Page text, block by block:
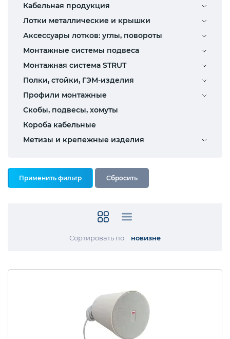
Кабельная продукция
Лотки металлические и крышки
Аксессуары лотков: углы, повороты
Монтажные системы подвеса
Монтажная система STRUT
Полки, стойки, ГЭМ-изделия
Профили монтажные
Скобы, подвесы, хомуты
Короба кабельные
Метизы и крепежные изделия
Сортировать по: новизне